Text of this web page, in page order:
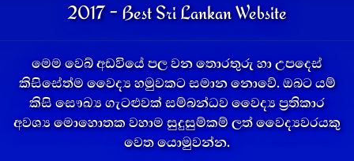
2017 - Best Sri Lankan Website
මෙම වෙබ් අඩවියේ පල වන තොරතුරු හා උපදෙස්
කිසිසේත්ම වෛද්‍ය හමුවකට සමාන නොවේ. ඔබට යම්
කිසි සෞඛ්‍ය ගැටළුවක් සම්බන්ධව වෛද්‍ය ප්‍රතිකාර
අවශ්‍ය මොහොතක වහාම සුදුසුම්කම් ලත් වෛද්‍යවරයකු
වෙත යොමුවන්න.